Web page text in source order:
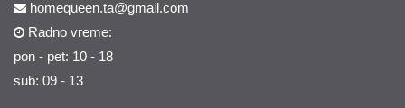
homequeen.ta@gmail.com
Radno vreme:
pon - pet: 10 - 18
sub: 09 - 13